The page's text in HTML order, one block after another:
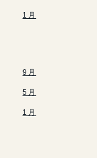
1月
9月
5月
1月